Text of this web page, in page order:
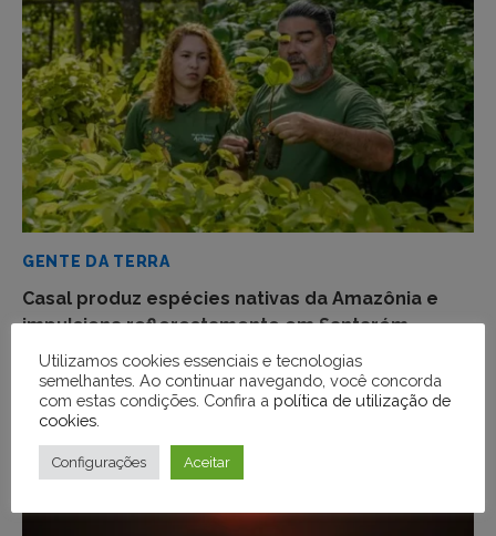
GENTE DA TERRA
Casal produz espécies nativas da Amazônia e
impulsiona reflorestamento em Santarém
Utilizamos cookies essenciais e tecnologias
semelhantes. Ao continuar navegando, você concorda
com estas condições. Confira a política de utilização de
cookies
Configurações Aceitar